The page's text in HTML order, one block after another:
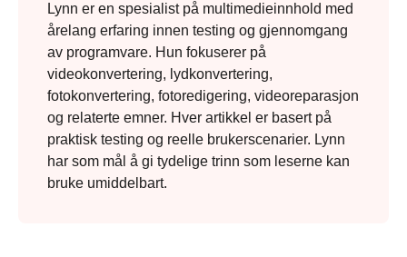
Lynn er en spesialist på multimedieinnhold med
årelang erfaring innen testing og gjennomgang
av programvare. Hun fokuserer på
videokonvertering, lydkonvertering,
fotokonvertering, fotoredigering, videoreparasjon
og relaterte emner. Hver artikkel er basert på
praktisk testing og reelle brukerscenarier. Lynn
har som mål å gi tydelige trinn som leserne kan
bruke umiddelbart.